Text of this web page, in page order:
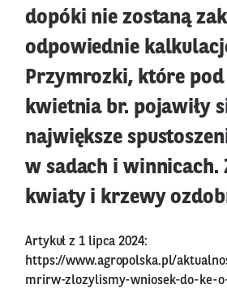
dopóki nie zostaną
odpowiednie
Przymrozki, które
kwietnia br. pojawiły
największe
w sadach i winnicach.
kwiaty i krzewy
Artykuł z 1 lipca 2024:
https://www.agropolska.pl/
mrirw-zlozylismy-wniosek-do-ke-